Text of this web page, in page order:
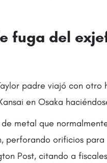
fuga del
padre viajó con
en Osaka
metal que
perforando orificios para
Post, citando a